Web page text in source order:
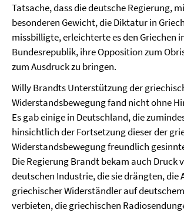
Tatsache, dass die deutsche Regierung,
besonderen Gewicht, die Diktatur in
missbilligte, erleichterte es den Griechen
Bundesrepublik, ihre Opposition zum
zum Ausdruck zu bringen.
Willy Brandts Unterstützung der
Widerstandsbewegung fand nicht ohne
Es gab einige in Deutschland, die
hinsichtlich der Fortsetzung dieser der
Widerstandsbewegung freundlich
Die Regierung Brandt bekam auch Druck
deutschen Industrie, die sie drängten, die
griechischer Widerständler auf
verbieten, die griechischen